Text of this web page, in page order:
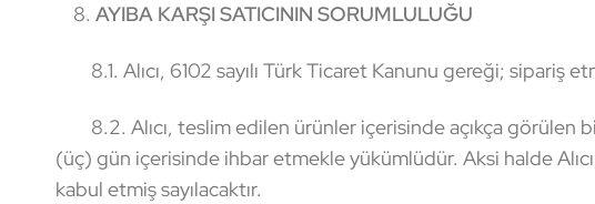
8. AYIBA KARŞI SATICININ SORUMLULUĞU
8.1. Alıcı, 6102 sayılı Türk Ticaret Kanunu gereği; sipariş
8.2. Alıcı, teslim edilen ürünler içerisinde açıkça görülen bir
(üç) gün içerisinde ihbar etmekle yükümlüdür. Aksi halde
kabul etmiş sayılacaktır.